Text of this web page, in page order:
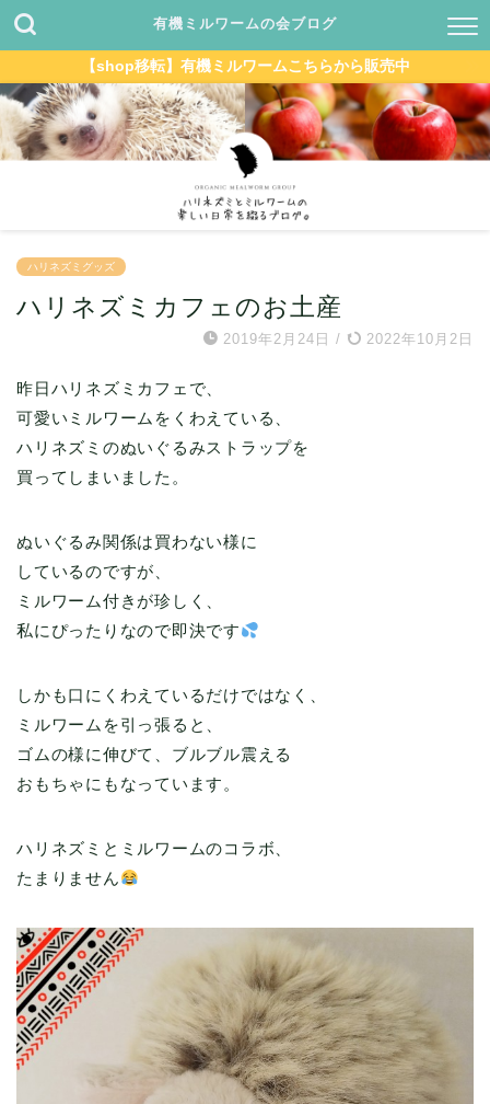
有機ミルワームの会ブログ
【shop移転】有機ミルワームこちらから販売中
ハリネズミグッズ
ハリネズミカフェのお土産
2019年2月24日 / 2022年10月2日
昨日ハリネズミカフェで、
可愛いミルワームをくわえている、
ハリネズミのぬいぐるみストラップを
買ってしまいました。
ぬいぐるみ関係は買わない様に
しているのですが、
ミルワーム付きが珍しく、
私にぴったりなので即決です
しかも口にくわえているだけではなく、
ミルワームを引っ張ると、
ゴムの様に伸びて、ブルブル震える
おもちゃにもなっています。
ハリネズミとミルワームのコラボ、
たまりません